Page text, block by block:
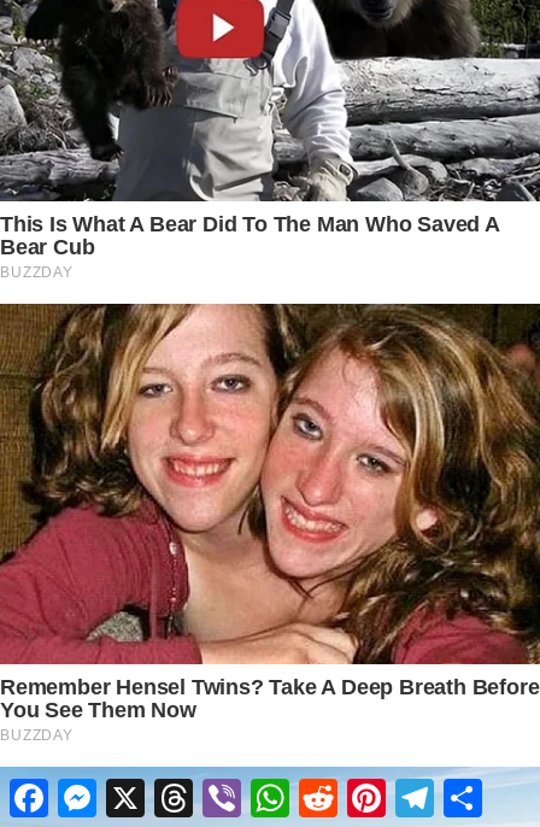
FacebookMessenger
X ThreadsViberWhatsApp
RedditPinterestTelegram
Share